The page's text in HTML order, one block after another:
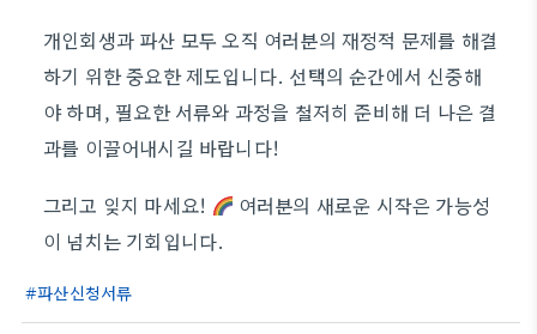
개인회생과 파산 모두 오직 여러분의 재정적 문제를 해결
하기 위한 중요한 제도입니다. 선택의 순간에서 신중해
야 하며, 필요한 서류와 과정을 철저히 준비해 더 나은 결
과를 이끌어내시길 바랍니다!
그리고 잊지 마세요!
여러분의 새로운 시작은 가능성
이 넘치는 기회입니다.
파산신청서류